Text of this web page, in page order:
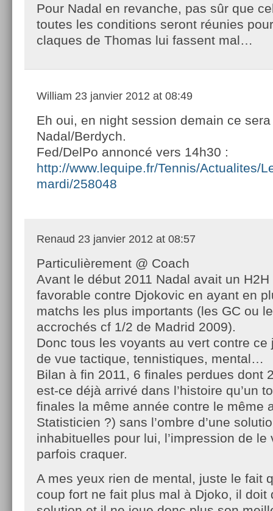
Pour Nadal en revanche, pas sûr que
toutes les conditions seront réunies
claques de Thomas lui fassent mal…
William 23 janvier 2012 at 08:49
Eh oui, en night session demain ce sera
Nadal/Berdych.
Fed/DelPo annoncé vers 14h30 :
http://www.lequipe.fr/Tennis/Actualites/
mardi/258048
Renaud 23 janvier 2012 at 08:57
Particulièrement @ Coach
Avant le début 2011 Nadal avait un H2H
favorable contre Djokovic en ayant en
matchs les plus importants (les GC ou
accrochés cf 1/2 de Madrid 2009).
Donc tous les voyants au vert contre ce
de vue tactique, tennistiques, mental…
Bilan à fin 2011, 6 finales perdues dont
est-ce déjà arrivé dans l’histoire qu’un
finales la même année contre le même
Statisticien ?) sans l’ombre d’une
inhabituelles pour lui, l’impression de le
parfois craquer.
A mes yeux rien de mental, juste le fait
coup fort ne fait plus mal à Djoko, il doit